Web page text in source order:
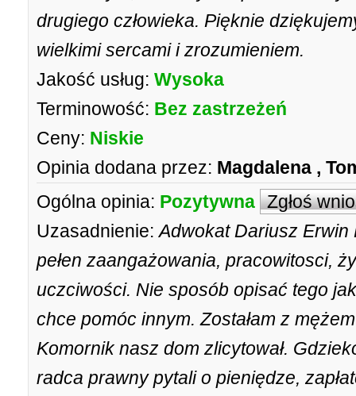
drugiego człowieka. Pięknie
wielkimi sercami i zrozumieniem.
Jakość usług: Wysoka
Terminowość: Bez zastrzeżeń
Ceny: Niskie
Opinia dodana przez: Magdalena ,
Ogólna opinia: Pozytywna Zgłoś
Uzasadnienie: Adwokat Dariusz Erwin
pełen zaangażowania, pracowitosci,
uczciwości. Nie sposób opisać tego
chce pomóc innym. Zostałam z
Komornik nasz dom zlicytował.
radca prawny pytali o pieniędze,